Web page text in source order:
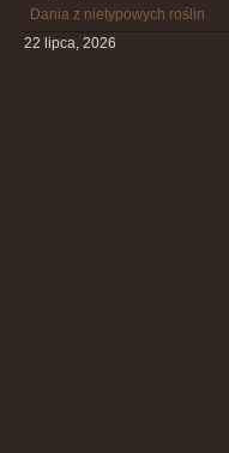
Dania z nietypowych roślin
22 lipca, 2026